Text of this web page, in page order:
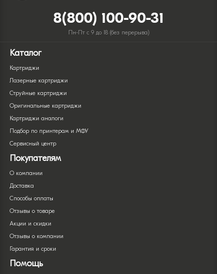
8(800) 100-90-31
Пн-Пт с 9 до 18 (без перерыва)
Каталог
Картриджи
Лазерные картриджи
Струйные картриджи
Оригинальные картриджи
Картриджи аналоги
Подбор по принтерам и МФУ
Сервисный центр
Покупателям
О компании
Доставка
Способы оплаты
Отзывы о товаре
Акции и скидки
Отзывы о компании
Гарантия и сроки
Помощь